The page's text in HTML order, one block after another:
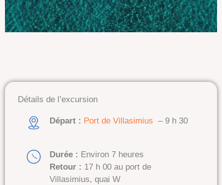
Détails de l’excursion
Départ : Port de Villasimius – 9 h 30
Durée : Environ 7 heures
Retour : 17 h 00 au port de
Villasimius, quai W